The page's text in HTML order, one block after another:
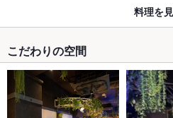
料理を
こだわりの空間